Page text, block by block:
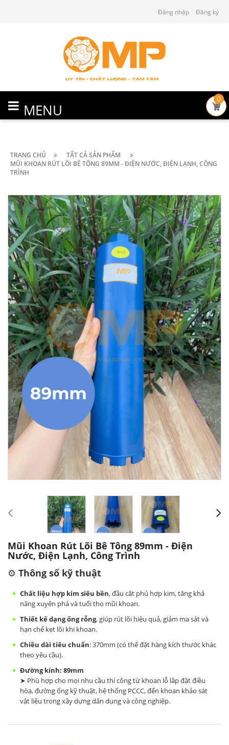
Đăng nhập Đăng ký
MENU
0
TRANG CHỦ
TẤT CẢ SẢN PHẨM
MŨI KHOAN RÚT LÕI BÊ TÔNG 89MM - ĐIỆN NƯỚC, ĐIỆN LẠNH, CÔNG
TRÌNH
Mũi Khoan Rút Lõi Bê Tông 89mm - Điện
Nước, Điện Lạnh, Công Trình
⚙️ Thông số kỹ thuật
Chất liệu hợp kim siêu bền, đầu cắt phủ hợp kim, tăng khả
năng xuyên phá và tuổi thọ mũi khoan.
Thiết kế dạng ống rỗng, giúp rút lõi hiệu quả, giảm ma sát và
hạn chế kẹt lõi khi khoan.
Chiều dài tiêu chuẩn: 370mm (có thể đặt hàng kích thước khác
theo yêu cầu).
Đường kính: 89mm
➤ Phù hợp cho mọi nhu cầu thi công từ khoan lỗ lắp đặt điều
hòa, đường ống kỹ thuật, hệ thống PCCC, đến khoan khảo sát
vật liệu trong xây dựng dân dụng và công nghiệp.